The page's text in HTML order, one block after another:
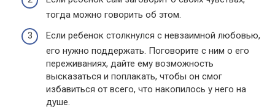
тогда можно говорить об этом.
Если ребенок столкнулся с невзаимной любовью,
его нужно поддержать. Поговорите с ним о его
переживаниях, дайте ему возможность
высказаться и поплакать, чтобы он смог
избавиться от всего, что накопилось у него на
душе.